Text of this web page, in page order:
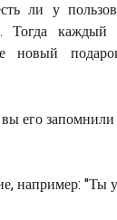
ли у
каждый
новый
его запомнили
например: